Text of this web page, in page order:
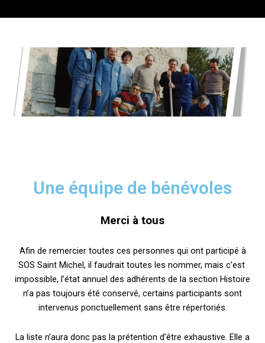
au
Une équipe de bénévoles
Merci à tous
Afin de remercier toutes ces personnes qui ont participé à
SOS Saint Michel, il faudrait toutes les nommer, mais c’est
impossible, l’état annuel des adhérents de la section Histoire
n’a pas toujours été conservé, certains participants sont
intervenus ponctuellement sans être répertoriés.
La liste n’aura donc pas la prétention d’être exhaustive. Elle a